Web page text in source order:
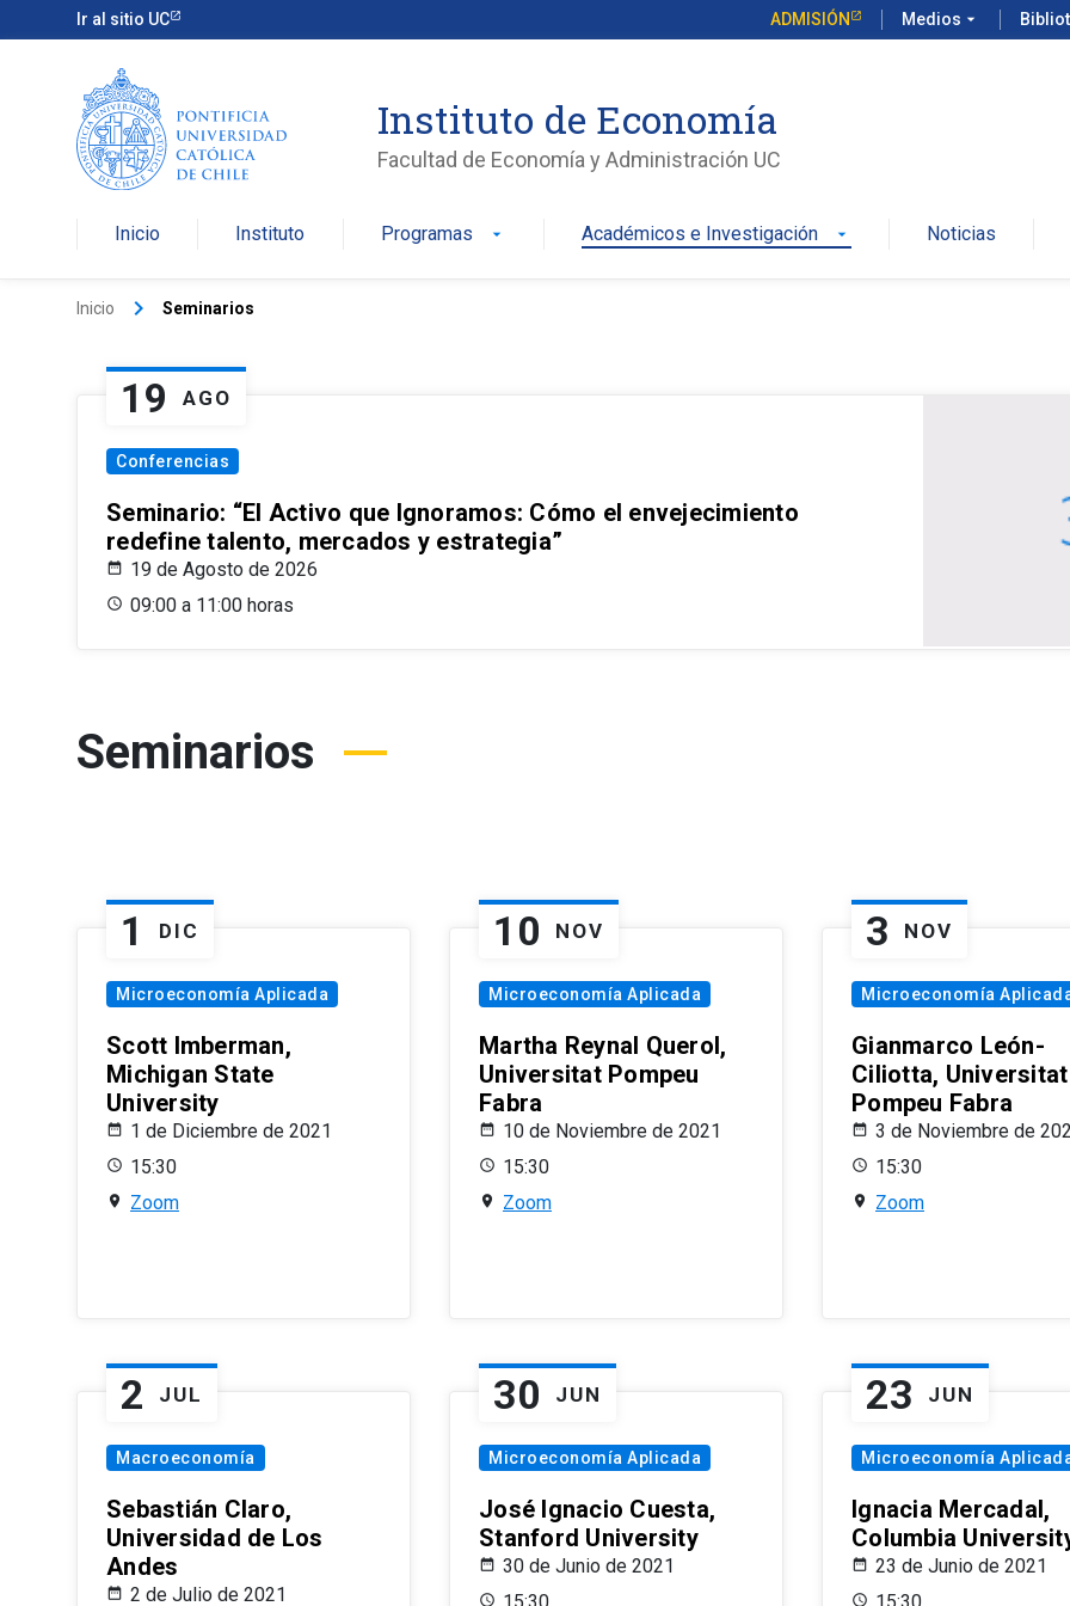
Ir al sitio UC ADMISIÓN Medios arrow_drop_down
Instituto de Economía
Facultad de Economía y Administración UC
Inicio Instituto Programas arrow_drop_down Académicos e Investigación arrow_drop_down Noticias
Inicio keyboard_arrow_right Seminarios
19 AGO
Conferencias
Seminario: “El Activo que Ignoramos: Cómo el envejecimiento
redefine talento, mercados y estrategia”
19 de Agosto de 2026
09:00 a 11:00 horas
Seminarios
1 DIC
Microeconomía Aplicada
Scott Imberman,
Michigan State
University
1 de Diciembre de 2021
15:30
Zoom
10 NOV
Microeconomía Aplicada
Martha Reynal Querol,
Universitat Pompeu
Fabra
10 de Noviembre de 2021
15:30
Zoom
3 NOV
Microeconomía
Gianmarco León-
Ciliotta, Universitat
Pompeu Fabra
3 de Noviembre de
15:30
Zoom
2 JUL
Macroeconomía
Sebastián Claro,
Universidad de Los
Andes
2 de Julio de 2021
30 JUN
Microeconomía Aplicada
José Ignacio Cuesta,
Stanford University
30 de Junio de 2021
23 JUN
Microeconomía
Ignacia Mercadal,
Columbia
23 de Junio de 2021